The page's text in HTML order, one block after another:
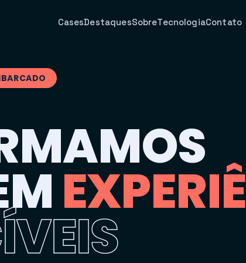
CasesDestaquesSobreTecnologiaContato
MAMOS
MEXPERIÊ
ÍVEIS